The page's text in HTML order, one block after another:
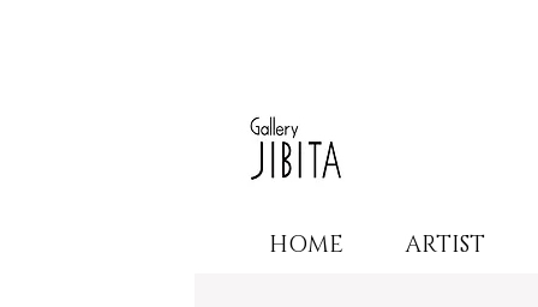
HOME ARTIST